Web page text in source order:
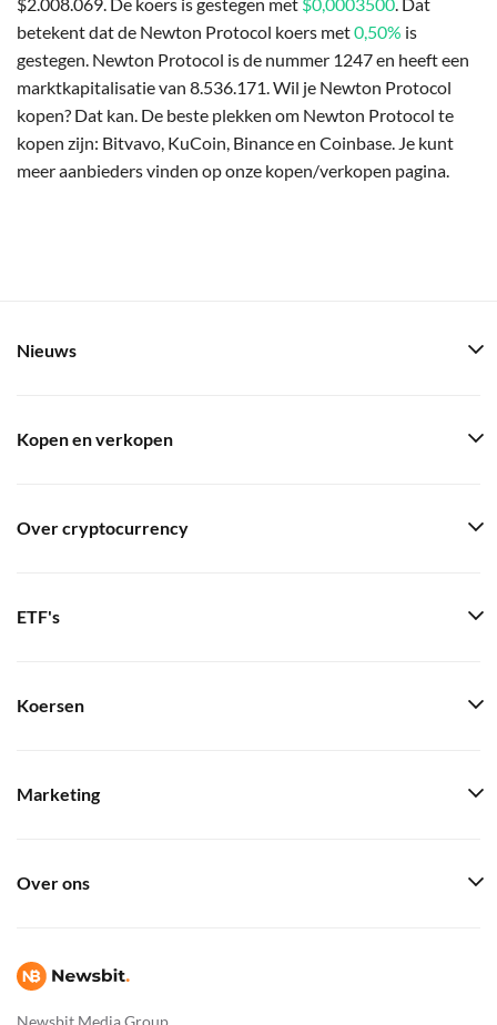
betekent dat de Newton Protocol koers met0,50% is
gestegen. Newton Protocol is de nummer 1247 en heeft een
marktkapitalisatie van 8.536.171. Wil je Newton Protocol
kopen? Dat kan. De beste plekken om Newton Protocol te
kopen zijn: Bitvavo, KuCoin, Binance en Coinbase. Je kunt
meer aanbieders vinden op onze kopen/verkopen pagina.
Newsbit Media Group
Nieuws
Kopen en verkopen
Over cryptocurrency
ETF's
Koersen
Marketing
Over ons